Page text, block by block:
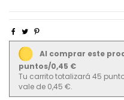
Al comprar este
puntos/0,45 €
Tu carrito totalizará 45
vale de 0,45 €.